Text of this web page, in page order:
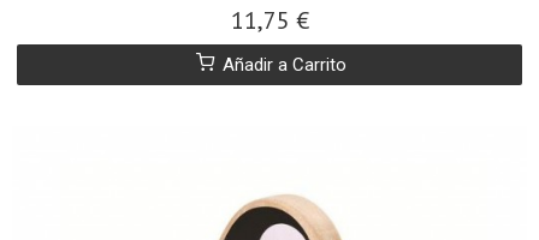
11,75 €
Añadir a Carrito